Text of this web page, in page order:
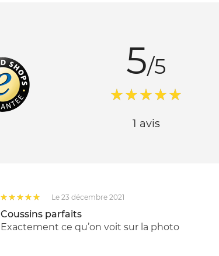
5/5
1 avis
Le 23 décembre 2021
Coussins parfaits
Exactement ce qu’on voit sur la photo